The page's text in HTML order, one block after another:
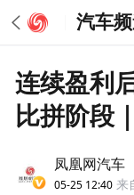
汽车
连续盈利
比拼阶段
凤凰网汽车
05-25 12:40 来